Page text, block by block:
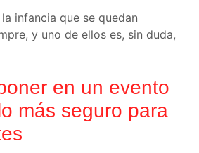
infancia que se quedan
y uno de ellos es, sin duda,
en un evento
más seguro para